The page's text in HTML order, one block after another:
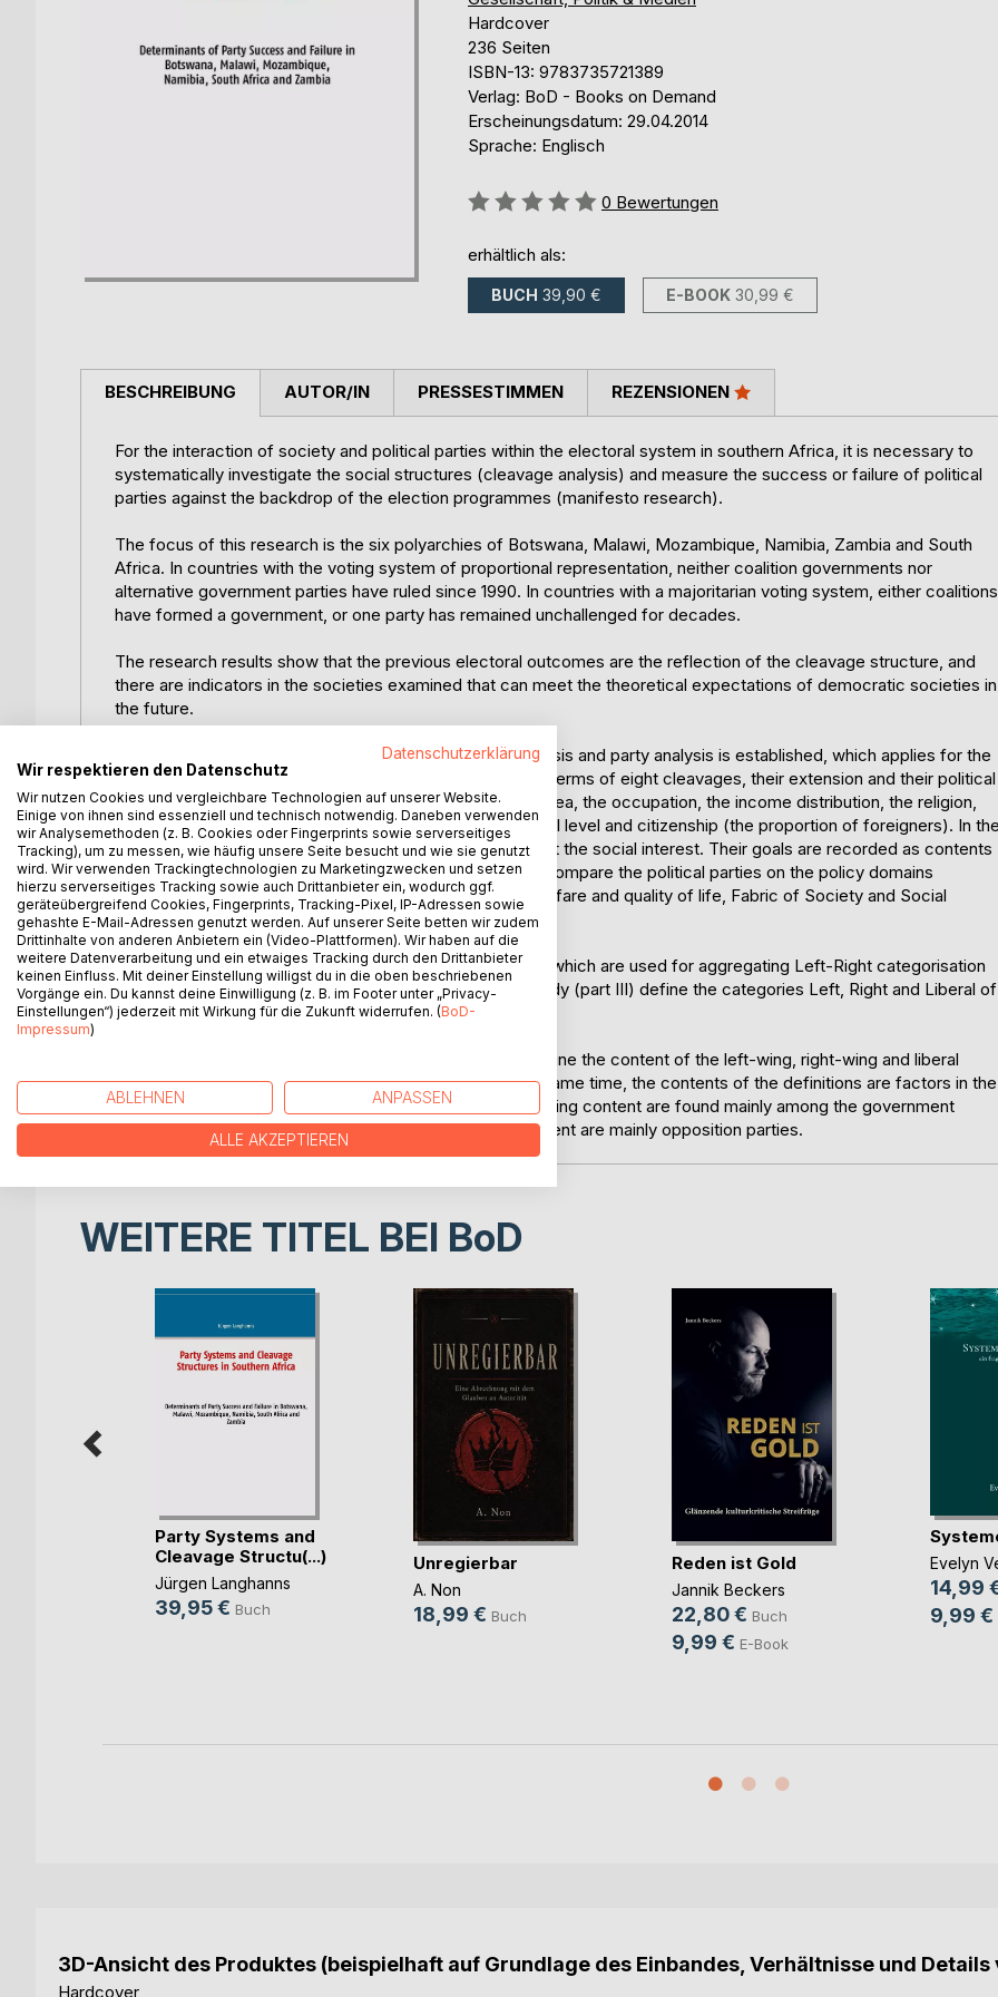
Hardcover
236 Seiten
ISBN-13: 9783735721389
Verlag: BoD - Books on Demand
Erscheinungsdatum: 29.04.2014
Sprache: Englisch
Bewertung::
0 Bewertungen
erhältlich als:
BUCH 39,90 € E-BOOK 30,99 €
BESCHREIBUNG
For the interaction of society and political parties within the electoral system in southern Africa, it is necessary to
systematically investigate the social structures (cleavage analysis) and measure the success or failure of political
parties against the backdrop of the election programmes (manifesto research).
The focus of this research is the six polyarchies of Botswana, Malawi, Mozambique, Namibia, Zambia and South
Africa. In countries with the voting system of proportional representation, neither coalition governments nor
alternative government parties have ruled since 1990. In countries with a majoritarian voting system, either coalitions
have formed a government, or one party has remained unchallenged for decades.
The research results show that the previous electoral outcomes are the reflection of the cleavage structure, and
there are indicators in the societies examined that can meet the theoretical expectations of democratic societies in
the future.
In part I, the theoretical framework for the cleavage analysis and party analysis is established, which applies for the
six case studies of part II. The societies are examined in terms of eight cleavages, their extension and their political
relevance. The cleavages are related to the settlement area, the occupation, the income distribution, the religion,
the ethnicity (race), the language heritage, the educational level and citizenship (the proportion of foreigners). In
context of the electoral system, political parties represent the social interest. Their goals are recorded as contents
of the manifesto, which can be used for Wordscores to compare the political parties on the policy domains
Freedom and democracy, Political system, Economy, Welfare and quality of life, Fabric of Society and Social
Groups.
Each domain is described by two contrasting definitions, which are used for aggregating Left-Right categorisation
of the parties. The regional results in the comparative study (part III) define the categories Left, Right and Liberal of
political parties.
The qualitative comparative analysis (QCA) is used to define the content of the left-wing, right-wing and liberal
political parties in the context of Southern Africa. At the same time, the contents of the definitions are factors in the
success of parties in Southern Africa. Parties with right-wing content are found mainly among the government
parties, and parties with politically left-wing or liberal content are mainly opposition parties.
AUTOR/IN PRESSESTIMMEN REZENSIONEN
WEITERE TITEL BEI BoD
Party Systems and
Cleavage Structu(...)
Jürgen Langhanns
39,95 € Buch
Unregierbar
A. Non
18,99 € Buch
Reden ist Gold
Jannik Beckers
22,80 € Buch
9,99 € E-Book
Evelyn
14,99
9,99 €
3D-Ansicht des Produktes (beispielhaft auf Grundlage des Einbandes, Verhältnisse und
Hardcover
Datenschutzerklärung
Wir respektieren den Datenschutz
Wir nutzen Cookies und vergleichbare Technologien auf unserer Website.
Einige von ihnen sind essenziell und technisch notwendig. Daneben verwenden
wir Analysemethoden (z. B. Cookies oder Fingerprints sowie serverseitiges
Tracking), um zu messen, wie häufig unsere Seite besucht und wie sie genutzt
wird. Wir verwenden Trackingtechnologien zu Marketingzwecken und setzen
hierzu serverseitiges Tracking sowie auch Drittanbieter ein, wodurch ggf.
geräteübergreifend Cookies, Fingerprints, Tracking-Pixel, IP-Adressen sowie
gehashte E-Mail-Adressen genutzt werden. Auf unserer Seite betten wir zudem
Drittinhalte von anderen Anbietern ein (Video-Plattformen). Wir haben auf die
weitere Datenverarbeitung und ein etwaiges Tracking durch den Drittanbieter
keinen Einfluss. Mit deiner Einstellung willigst du in die oben beschriebenen
Vorgänge ein. Du kannst deine Einwilligung (z. B. im Footer unter „Privacy-
Einstellungen“) jederzeit mit Wirkung für die Zukunft widerrufen. (BoD-
Impressum)
ABLEHNEN ANPASSEN
ALLE AKZEPTIEREN